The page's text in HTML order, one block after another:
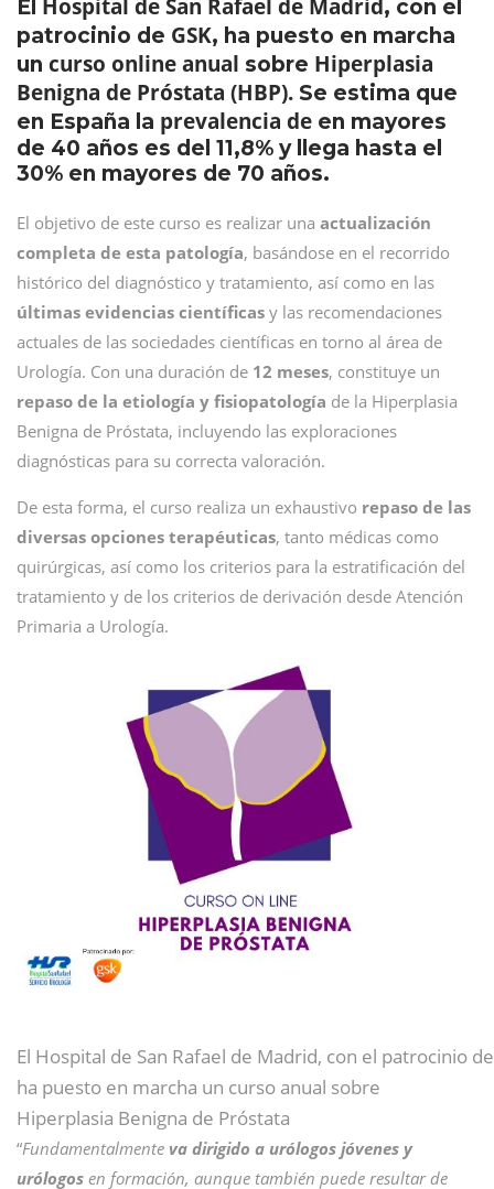
El Hospital de San Rafael de Madrid, con el
patrocinio de GSK, ha puesto en marcha
un curso online anual sobre Hiperplasia
Benigna de Próstata (HBP). Se estima que
en España la prevalencia de en mayores
de 40 años es del 11,8% y llega hasta el
30% en mayores de 70 años.
El objetivo de este curso es realizar una actualización
completa de esta patología, basándose en el recorrido
histórico del diagnóstico y tratamiento, así como en las
últimas evidencias científicas y las recomendaciones
actuales de las sociedades científicas en torno al área de
Urología. Con una duración de 12 meses, constituye un
repaso de la etiología y fisiopatología de la Hiperplasia
Benigna de Próstata, incluyendo las exploraciones
diagnósticas para su correcta valoración.
De esta forma, el curso realiza un exhaustivo repaso de las
diversas opciones terapéuticas, tanto médicas como
quirúrgicas, así como los criterios para la estratificación del
tratamiento y de los criterios de derivación desde Atención
Primaria a Urología.
El Hospital de San Rafael de Madrid, con el patrocinio de
ha puesto en marcha un curso anual sobre
Hiperplasia Benigna de Próstata
“Fundamentalmente va dirigido a urólogos jóvenes y
urólogos en formación, aunque también puede resultar de